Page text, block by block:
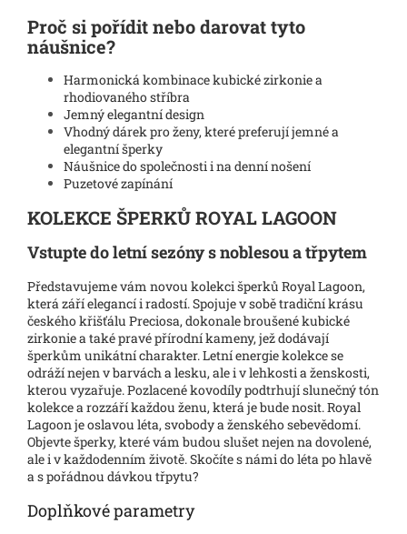
Proč si pořídit nebo darovat tyto
náušnice?
Harmonická kombinace kubické zirkonie a
rhodiovaného stříbra
Jemný elegantní design
Vhodný dárek pro ženy, které preferují jemné a
elegantní šperky
Náušnice do společnosti i na denní nošení
Puzetové zapínání
KOLEKCE ŠPERKŮ ROYAL LAGOON
Vstupte do letní sezóny s noblesou a třpytem
Představujeme vám novou kolekci šperků Royal Lagoon,
která září elegancí i radostí. Spojuje v sobě tradiční krásu
českého křišťálu Preciosa, dokonale broušené kubické
zirkonie a také pravé přírodní kameny, jež dodávají
šperkům unikátní charakter. Letní energie kolekce se
odráží nejen v barvách a lesku, ale i v lehkosti a ženskosti,
kterou vyzařuje. Pozlacené kovodíly podtrhují slunečný tón
kolekce a rozzáří každou ženu, která je bude nosit. Royal
Lagoon je oslavou léta, svobody a ženského sebevědomí.
Objevte šperky, které vám budou slušet nejen na dovolené,
ale i v každodenním životě. Skočíte s námi do léta po hlavě
a s pořádnou dávkou třpytu?
Doplňkové parametry